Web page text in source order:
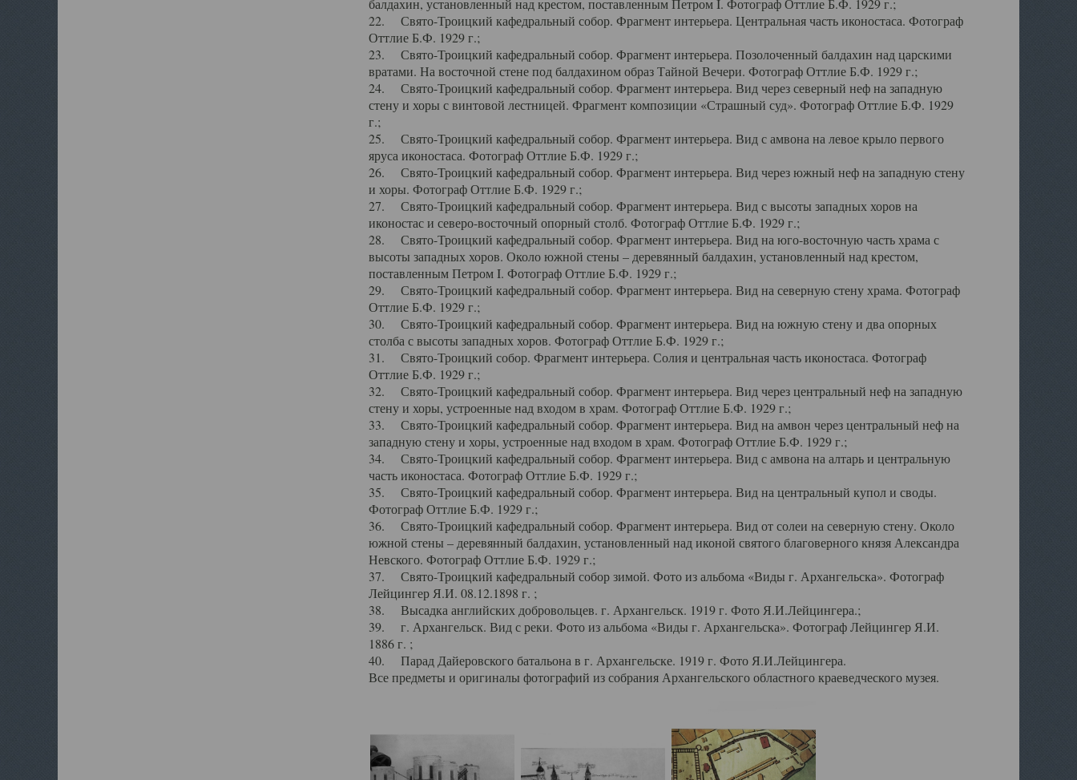
балдахин, установленный над крестом, поставленным Петром I. Фотограф Оттлие Б.Ф. 1929 г.;
22. Свято-Троицкий кафедральный собор. Фрагмент интерьера. Центральная часть иконостаса. Фотограф
Оттлие Б.Ф. 1929 г.;
23. Свято-Троицкий кафедральный собор. Фрагмент интерьера. Позолоченный балдахин над царскими
вратами. На восточной стене под балдахином образ Тайной Вечери. Фотограф Оттлие Б.Ф. 1929 г.;
24. Свято-Троицкий кафедральный собор. Фрагмент интерьера. Вид через северный неф на западную
стену и хоры с винтовой лестницей. Фрагмент композиции «Страшный суд». Фотограф Оттлие Б.Ф. 1929
г.;
25. Свято-Троицкий кафедральный собор. Фрагмент интерьера. Вид с амвона на левое крыло первого
яруса иконостаса. Фотограф Оттлие Б.Ф. 1929 г.;
26. Свято-Троицкий кафедральный собор. Фрагмент интерьера. Вид через южный неф на западную стену
и хоры. Фотограф Оттлие Б.Ф. 1929 г.;
27. Свято-Троицкий кафедральный собор. Фрагмент интерьера. Вид с высоты западных хоров на
иконостас и северо-восточный опорный столб. Фотограф Оттлие Б.Ф. 1929 г.;
28. Свято-Троицкий кафедральный собор. Фрагмент интерьера. Вид на юго-восточную часть храма с
высоты западных хоров. Около южной стены – деревянный балдахин, установленный над крестом,
поставленным Петром I. Фотограф Оттлие Б.Ф. 1929 г.;
29. Свято-Троицкий кафедральный собор. Фрагмент интерьера. Вид на северную стену храма. Фотограф
Оттлие Б.Ф. 1929 г.;
30. Свято-Троицкий кафедральный собор. Фрагмент интерьера. Вид на южную стену и два опорных
столба с высоты западных хоров. Фотограф Оттлие Б.Ф. 1929 г.;
31. Свято-Троицкий собор. Фрагмент интерьера. Солия и центральная часть иконостаса. Фотограф
Оттлие Б.Ф. 1929 г.;
32. Свято-Троицкий кафедральный собор. Фрагмент интерьера. Вид через центральный неф на западную
стену и хоры, устроенные над входом в храм. Фотограф Оттлие Б.Ф. 1929 г.;
33. Свято-Троицкий кафедральный собор. Фрагмент интерьера. Вид на амвон через центральный неф на
западную стену и хоры, устроенные над входом в храм. Фотограф Оттлие Б.Ф. 1929 г.;
34. Свято-Троицкий кафедральный собор. Фрагмент интерьера. Вид с амвона на алтарь и центральную
часть иконостаса. Фотограф Оттлие Б.Ф. 1929 г.;
35. Свято-Троицкий кафедральный собор. Фрагмент интерьера. Вид на центральный купол и своды.
Фотограф Оттлие Б.Ф. 1929 г.;
36. Свято-Троицкий кафедральный собор. Фрагмент интерьера. Вид от солеи на северную стену. Около
южной стены – деревянный балдахин, установленный над иконой святого благоверного князя Александра
Невского. Фотограф Оттлие Б.Ф. 1929 г.;
37. Свято-Троицкий кафедральный собор зимой. Фото из альбома «Виды г. Архангельска». Фотограф
Лейцингер Я.И. 08.12.1898 г. ;
38. Высадка английских добровольцев. г. Архангельск. 1919 г. Фото Я.И.Лейцингера.;
39. г. Архангельск. Вид с реки. Фото из альбома «Виды г. Архангельска». Фотограф Лейцингер Я.И.
1886 г. ;
40. Парад Дайеровского батальона в г. Архангельске. 1919 г. Фото Я.И.Лейцингера.
Все предметы и оригиналы фотографий из собрания Архангельского областного краеведческого музея.